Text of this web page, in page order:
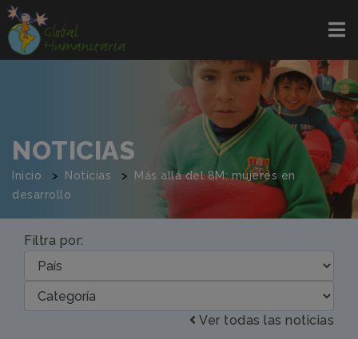
NOTICIAS
Inicio Noticias
Más allá del 8M: mujeres en
desarrollo
Filtra por:
Ver todas las noticias